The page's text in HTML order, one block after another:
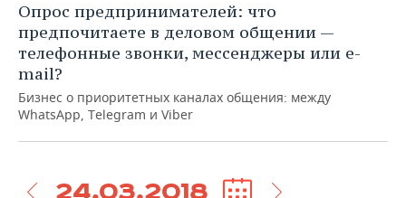
Опрос предпринимателей: что
предпочитаете в деловом общении —
телефонные звонки, мессенджеры или e-
mail?
Бизнес о приоритетных каналах общения: между
WhatsApp, Telegram и Viber
Спорт
Мемуары экс-капитана ФК «Рубин»:
«Изобилие по-советски» кружило
голову»
24 мар, 07:00